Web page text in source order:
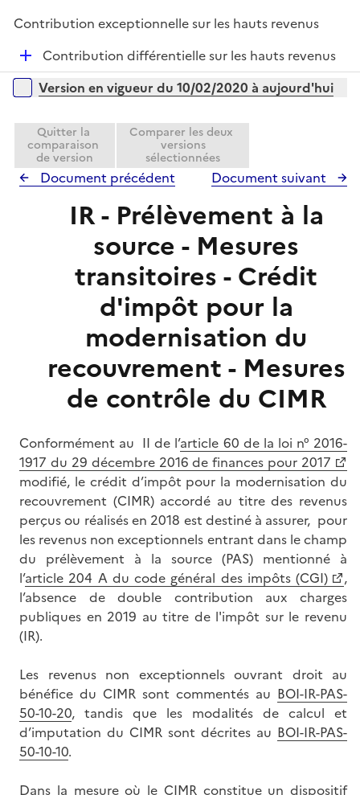
i
r
p
i
e
Contribution exceptionnelle sur les hauts revenus
D
é
p
e
r
Contribution différentielle sur les hauts revenus
Versions sur la période
Version en vigueur du 10/02/2020 à aujourd'hui
Quitter la
comparaison
de version
Comparer les deux
versions
sélectionnées
Document précédent Document suivant
IR - Prélèvement à la
source - Mesures
transitoires - Crédit
d'impôt pour la
modernisation du
recouvrement - Mesures
de contrôle du CIMR
Conformément au II de l’article 60 de la loi n° 2016-
1917 du 29 décembre 2016 de finances pour 2017
modifié, le crédit d’impôt pour la modernisation du
recouvrement (CIMR) accordé au titre des revenus
perçus ou réalisés en 2018 est destiné à assurer, pour
les revenus non exceptionnels entrant dans le champ
du prélèvement à la source (PAS) mentionné à
l’article 204 A du code général des impôts (CGI)
,
l’absence de double contribution aux charges
publiques en 2019 au titre de l'impôt sur le revenu
(IR).
Les revenus non exceptionnels ouvrant droit au
bénéfice du CIMR sont commentés au BOI-IR-PAS-
50-10-20, tandis que les modalités de calcul et
d’imputation du CIMR sont décrites au BOI-IR-PAS-
50-10-10.
Dans la mesure où le CIMR constitue un dispositif